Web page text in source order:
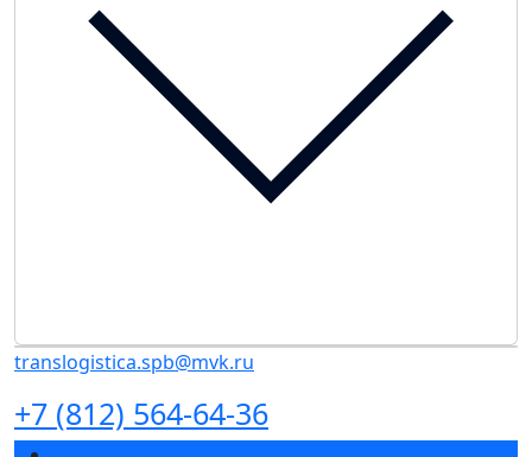
translogistica.spb@mvk.ru
+7 (812) 564-64-36